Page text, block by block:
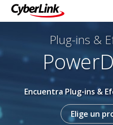
Plug-ins &
Encuentra Plug-ins &
Elige un